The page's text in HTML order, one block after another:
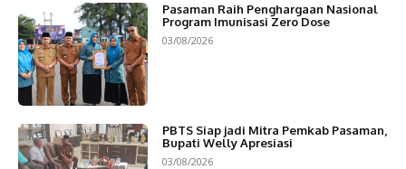
Pasaman Raih Penghargaan Nasional
Program Imunisasi Zero Dose
03/08/2026
PBTS Siap jadi Mitra Pemkab Pasaman,
Bupati Welly Apresiasi
03/08/2026